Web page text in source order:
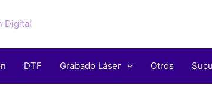
DTF Grabado Láser Otros